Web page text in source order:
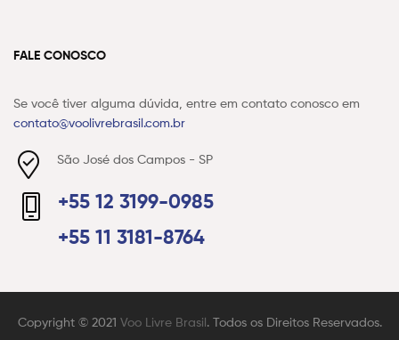
FALE CONOSCO
Se você tiver alguma dúvida, entre em contato conosco em
contato@voolivrebrasil.com.br
São José dos Campos - SP
+55 12 3199-0985
+55 11 3181-8764
Copyright © 2021 Voo Livre Brasil. Todos os Direitos Reservados.